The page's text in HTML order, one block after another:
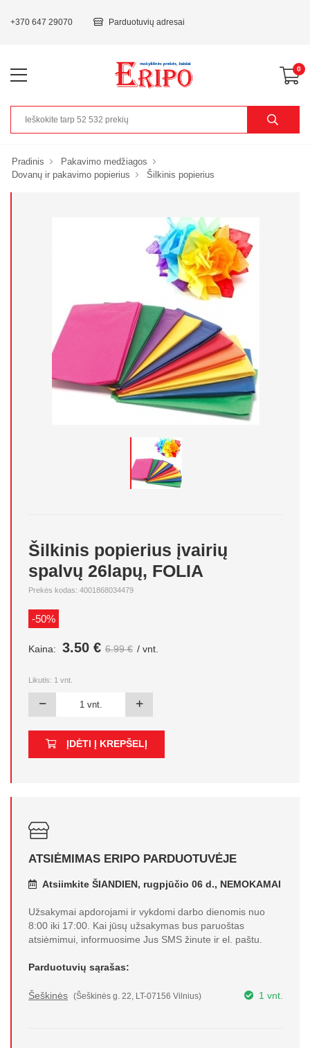
+370 647 29070 Parduotuvių adresai
0
Pradinis
Pakavimo medžiagos
Dovanų ir pakavimo popierius
Šilkinis popierius
Šilkinis popierius įvairių
spalvų 26lapų, FOLIA
Prekės kodas: 4001868034479
-50%
Kaina: 3.50 € 6.99 € / vnt.
Likutis: 1 vnt.
ĮDĖTI Į KREPŠELĮ
ATSIĖMIMAS ERIPO PARDUOTUVĖJE
Atsiimkite ŠIANDIEN, rugpjūčio 06 d., NEMOKAMAI
Užsakymai apdorojami ir vykdomi darbo dienomis nuo
8:00 iki 17:00. Kai jūsų užsakymas bus paruoštas
atsiėmimui, informuosime Jus SMS žinute ir el. paštu.
Parduotuvių sąrašas:
Šeškinės (Šeškinės g. 22, LT-07156 Vilnius) 1 vnt.